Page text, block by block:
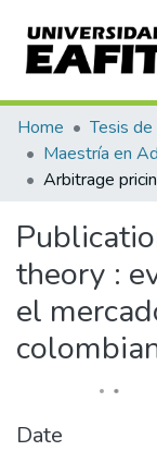
Statistics
Home Tesis de
theory :
el
Date